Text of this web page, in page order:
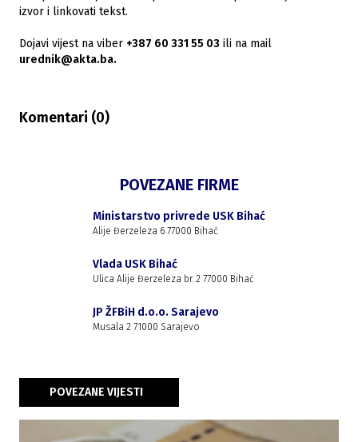
izvor i linkovati tekst.
Dojavi vijest na viber +387 60 331 55 03 ili na mail
urednik@akta.ba.
Komentari (0)
POVEZANE FIRME
Ministarstvo privrede USK Bihać
Alije Đerzeleza 6 77000 Bihać
Vlada USK Bihać
Ulica Alije Đerzeleza br. 2 77000 Bihać
JP ŽFBiH d.o.o. Sarajevo
Musala 2 71000 Sarajevo
POVEZANE VIJESTI